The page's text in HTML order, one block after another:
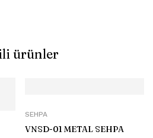
ürünler
SEHPA
VNSD-01 METAL SEHPA